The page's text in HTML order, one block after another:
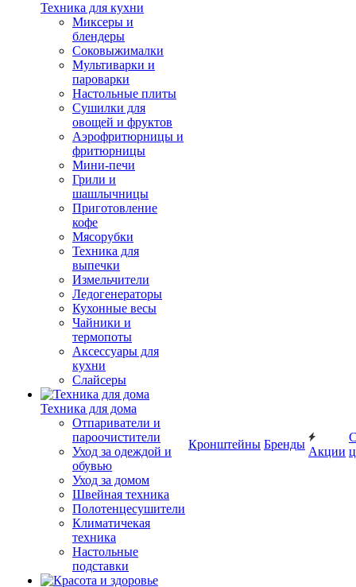
Техника для кухни
Миксеры и
блендеры
Соковыжималки
Мультиварки и
пароварки
Настольные плиты
Сушилки для
овощей и фруктов
Аэрофритюрницы и
фритюрницы
Мини-печи
Грили и
шашлычницы
Приготовление
кофе
Мясорубки
Техника для
выпечки
Измельчители
Ледогенераторы
Кухонные весы
Чайники и
термопоты
Аксессуары для
кухни
Слайсеры
Техника для дома
Отпариватели и
пароочистители
Уход за одеждой и
обувью
Уход за домом
Швейная техника
Полотенцесушители
Климатичекая
техника
Настольные
подставки
Кронштейны Бренды
Акции